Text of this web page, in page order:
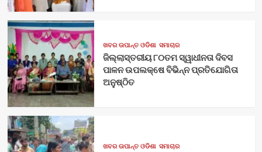
ଖବର ଉପାନ୍ତ ଓଡିଶା ସମାଚାର
ଜିଲ୍ଲାସ୍ତରୀୟ ୮୦ତମ ସ୍ୱାଧୀନତା ଦିବସ
ପାଳନ ଉପଲକ୍ଷେ ବିଭିନ୍ନ ପ୍ରତିଯୋଗିତା
ଅନୁଷ୍ଠିତ
ଖବର ଉପାନ୍ତ ଓଡିଶା ସମାଚାର